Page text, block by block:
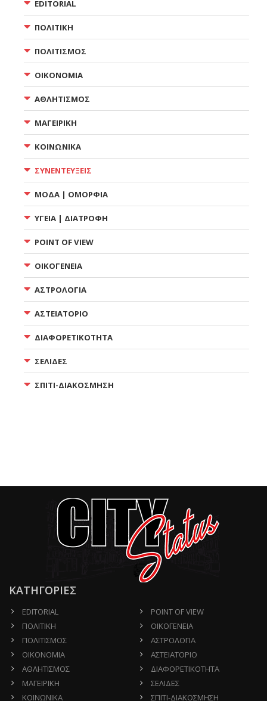
EDITORIAL
ΠΟΛΙΤΙΚΗ
ΠΟΛΙΤΙΣΜΟΣ
ΟΙΚΟΝΟΜΙΑ
ΑΘΛΗΤΙΣΜΟΣ
ΜΑΓΕΙΡΙΚΗ
ΚΟΙΝΩΝΙΚΑ
ΣΥΝΕΝΤΕΥΞΕΙΣ
ΜΟΔΑ | ΟΜΟΡΦΙΑ
ΥΓΕΙΑ | ΔΙΑΤΡΟΦΗ
POINT OF VIEW
ΟΙΚΟΓΕΝΕΙΑ
ΑΣΤΡΟΛΟΓΙΑ
ΑΣΤΕΙΑΤΟΡΙΟ
ΔΙΑΦΟΡΕΤΙΚΟΤΗΤΑ
ΣΕΛΙΔΕΣ
ΣΠΙΤΙ-ΔΙΑΚΟΣΜΗΣΗ
ΚΑΤΗΓΟΡΙΕΣ
EDITORIAL
ΠΟΛΙΤΙΚΗ
ΠΟΛΙΤΙΣΜΟΣ
ΟΙΚΟΝΟΜΙΑ
ΑΘΛΗΤΙΣΜΟΣ
ΜΑΓΕΙΡΙΚΗ
ΚΟΙΝΩΝΙΚΑ
POINT OF VIEW
ΟΙΚΟΓΕΝΕΙΑ
ΑΣΤΡΟΛΟΓΙΑ
ΑΣΤΕΙΑΤΟΡΙΟ
ΔΙΑΦΟΡΕΤΙΚΟΤΗΤΑ
ΣΕΛΙΔΕΣ
ΣΠΙΤΙ-ΔΙΑΚΟΣΜΗΣΗ